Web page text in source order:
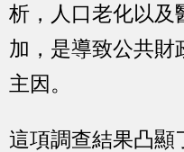
析，人口老化以及
加，是導致公共財
主因。
這項調查結果凸顯